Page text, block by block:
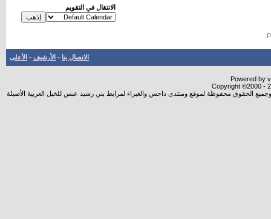
الانتقال في التقويم
الاتصال بنا - الأرشيف - الأعلى
Powered by
Copyright ©2000 -
الحقوق محفوظة لموقع ومنتدى داحس والغبراء لمرابط بني رشيد عبس للخيل العربية الأصيلة